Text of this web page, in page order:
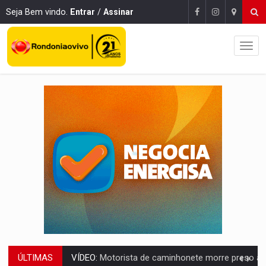
Seja Bem vindo. Entrar / Assinar
ÚLTIMAS LAZER:Seis lugares gratuitos para aproveitar o fim de semana